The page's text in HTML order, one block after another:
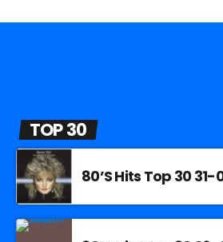
TOP 30
80’S Hits Top 30